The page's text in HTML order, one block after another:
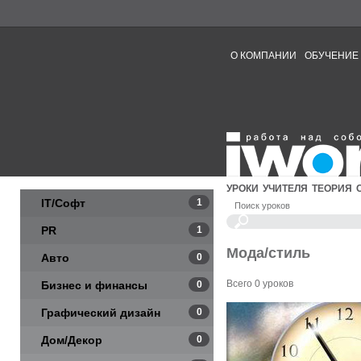
О КОМПАНИИ ОБУЧЕНИЕ
УРОКИ УЧИТЕЛЯ ТЕОРИЯ
Поиск уроков
Мода/стиль
Всего 0 уроков
IT/Софт 1
PR 1
Авто 0
Бизнес и финансы 0
Графический дизайн 0
Дом/Декор 0